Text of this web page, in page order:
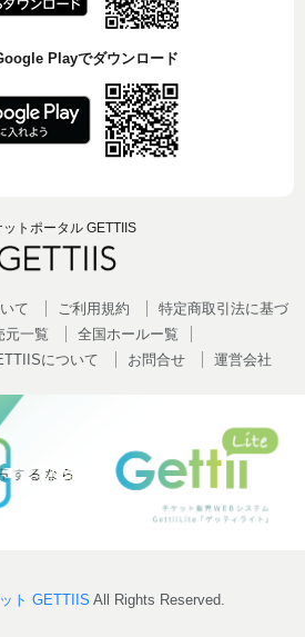
Playでダウンロード
ットポータル GETTIIS
て ご利用規約
特定商取引法に基づ
元一覧
全国ホールー覧
について お問合せ 運営会社
ト GETTIIS All Rights Reserved.